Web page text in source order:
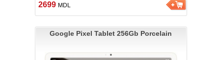
2699 MDL
Google Pixel Tablet 256Gb Porcelain